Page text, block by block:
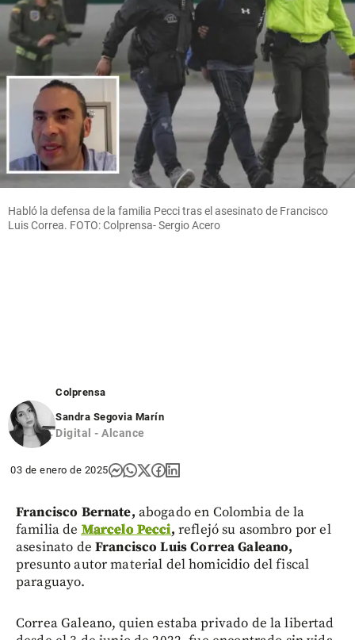
Habló la defensa de la familia Pecci tras el asesinato de Francisco
Luis Correa. FOTO: Colprensa- Sergio Acero
Colprensa
Sandra Segovia Marín
Digital - Alcance
03 de enero de 2025
Francisco Bernate, abogado en Colombia de la
familia de Marcelo Pecci, reflejó su asombro por el
asesinato de Francisco Luis Correa Galeano,
presunto autor material del homicidio del fiscal
paraguayo.
Correa Galeano, quien estaba privado de la libertad